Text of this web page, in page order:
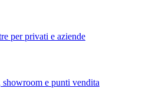
per privati e aziende
e punti vendita